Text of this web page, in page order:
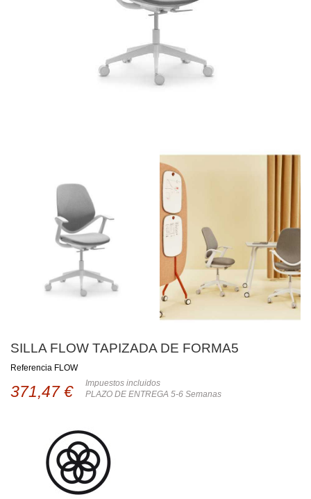
SILLA FLOW TAPIZADA DE FORMA5
Referencia FLOW
371,47 €
Impuestos incluidos
PLAZO DE ENTREGA 5-6 Semanas